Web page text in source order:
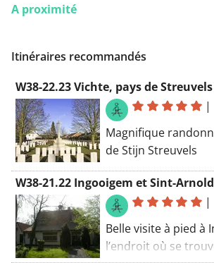
A proximité
Itinéraires recommandés
W38-22.23 Vichte, pays de Streuvels
|
Magnifique
de Stijn Streuvels
W38-21.22 Ingooigem et Sint-
|
Belle visite à pied à
l’endroit où se